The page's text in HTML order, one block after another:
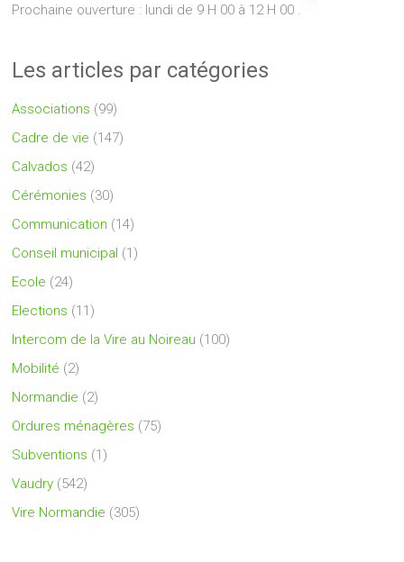
Prochaine ouverture : lundi de 9 H 00 à 12 H 00 .
Les articles par catégories
Associations (99)
Cadre de vie (147)
Calvados (42)
Cérémonies (30)
Communication (14)
Conseil municipal (1)
Ecole (24)
Elections (11)
Intercom de la Vire au Noireau (100)
Mobilité (2)
Normandie (2)
Ordures ménagères (75)
Subventions (1)
Vaudry (542)
Vire Normandie (305)